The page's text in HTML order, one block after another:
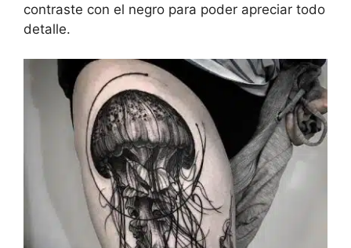
contraste con el negro para poder apreciar todo
detalle.